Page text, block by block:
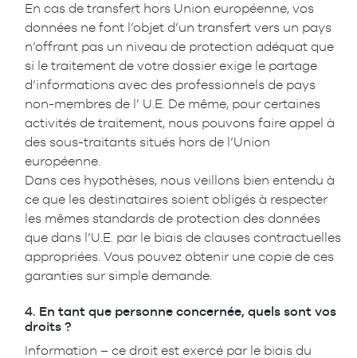
En cas de transfert hors Union européenne, vos
données ne font l’objet d’un transfert vers un pays
n’offrant pas un niveau de protection adéquat que
si le traitement de votre dossier exige le partage
d’informations avec des professionnels de pays
non-membres de l’ U.E. De même, pour certaines
activités de traitement, nous pouvons faire appel à
des sous-traitants situés hors de l’Union
européenne.
Dans ces hypothèses, nous veillons bien entendu à
ce que les destinataires soient obligés à respecter
les mêmes standards de protection des données
que dans l’U.E. par le biais de clauses contractuelles
appropriées. Vous pouvez obtenir une copie de ces
garanties sur simple demande.
4. En tant que personne concernée, quels sont vos
droits ?
Information – ce droit est exercé par le biais du